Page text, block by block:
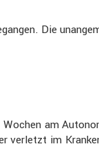
Die
am
im